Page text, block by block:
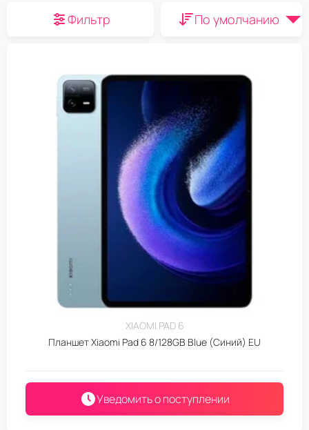
Фильтр По умолчанию
XIAOMI PAD 6
Планшет Xiaomi Pad 6 8/128GB Blue (Синий) EU
Уведомить о поступлении